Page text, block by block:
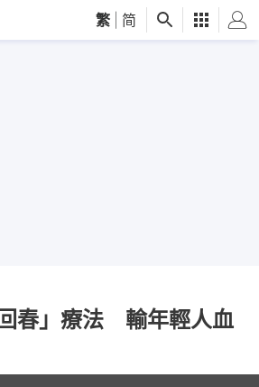
繁 简
春」療法 輸年輕人血